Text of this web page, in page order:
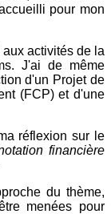
pour mon
activités de la
J'ai de même
d'un Projet de
(FCP) et d'une
réflexion sur le
financière
du thème,
menées pour